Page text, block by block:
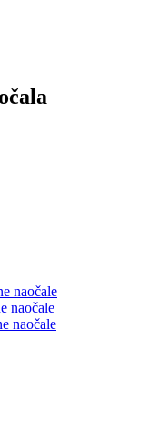
naočale
naočale
naočale